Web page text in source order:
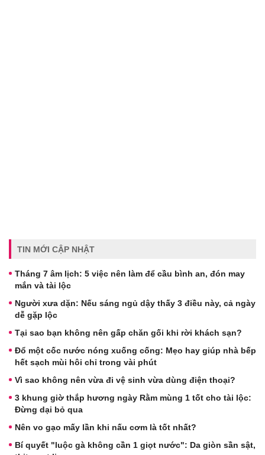
TIN MỚI CẬP NHẬT
Tháng 7 âm lịch: 5 việc nên làm để cầu bình an, đón may
mắn và tài lộc
Người xưa dặn: Nếu sáng ngủ dậy thấy 3 điều này, cả ngày
dễ gặp lộc
Tại sao bạn không nên gấp chăn gối khi rời khách sạn?
Đổ một cốc nước nóng xuống cống: Mẹo hay giúp nhà bếp
hết sạch mùi hôi chỉ trong vài phút
Vì sao không nên vừa đi vệ sinh vừa dùng điện thoại?
3 khung giờ thắp hương ngày Rằm mùng 1 tốt cho tài lộc:
Đừng dại bỏ qua
Nên vo gạo mấy lần khi nấu cơm là tốt nhất?
Bí quyết "luộc gà không cần 1 giọt nước": Da giòn sần sật,